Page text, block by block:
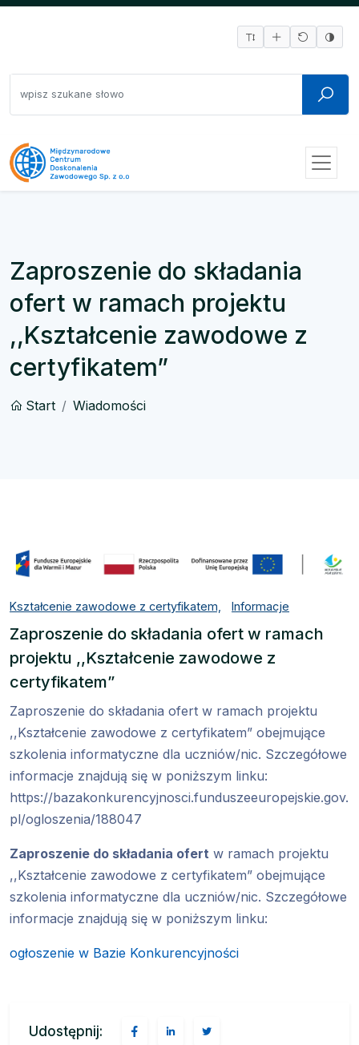
Zaproszenie do składania
ofert w ramach projektu
,,Kształcenie zawodowe z
certyfikatem”
Start Wiadomości
Kształcenie zawodowe z certyfikatem, Informacje
Zaproszenie do składania ofert w ramach
projektu ,,Kształcenie zawodowe z
certyfikatem”
Zaproszenie do składania ofert w ramach projektu
,,Kształcenie zawodowe z certyfikatem” obejmujące
szkolenia informatyczne dla uczniów/nic. Szczegółowe
informacje znajdują się w poniższym linku:
https://bazakonkurencyjnosci.funduszeeuropejskie.gov.
pl/ogloszenia/188047
Zaproszenie do składania ofert w ramach projektu
,,Kształcenie zawodowe z certyfikatem” obejmujące
szkolenia informatyczne dla uczniów/nic. Szczegółowe
informacje znajdują się w poniższym linku:
ogłoszenie w Bazie Konkurencyjności
Udostępnij: